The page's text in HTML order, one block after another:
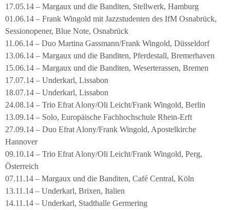
17.05.14 – Margaux und die Banditen, Stellwerk, Hamburg
01.06.14 – Frank Wingold mit Jazzstudenten des IfM Osnabrück,
Sessionopener, Blue Note, Osnabrück
11.06.14 – Duo Martina Gassmann/Frank Wingold, Düsseldorf
13.06.14 – Margaux und die Banditen, Pferdestall, Bremerhaven
15.06.14 – Margaux und die Banditen, Weserterassen, Bremen
17.07.14 – Underkarl, Lissabon
18.07.14 – Underkarl, Lissabon
24.08.14 – Trio Efrat Alony/Oli Leicht/Frank Wingold, Berlin
13.09.14 – Solo, Europäische Fachhochschule Rhein-Erft
27.09.14 – Duo Efrat Alony/Frank Wingold, Apostelkirche
Hannover
09.10.14 – Trio Efrat Alony/Oli Leicht/Frank Wingold, Perg,
Österreich
07.11.14 – Margaux und die Banditen, Café Central, Köln
13.11.14 – Underkarl, Brixen, Italien
14.11.14 – Underkarl, Stadthalle Germering